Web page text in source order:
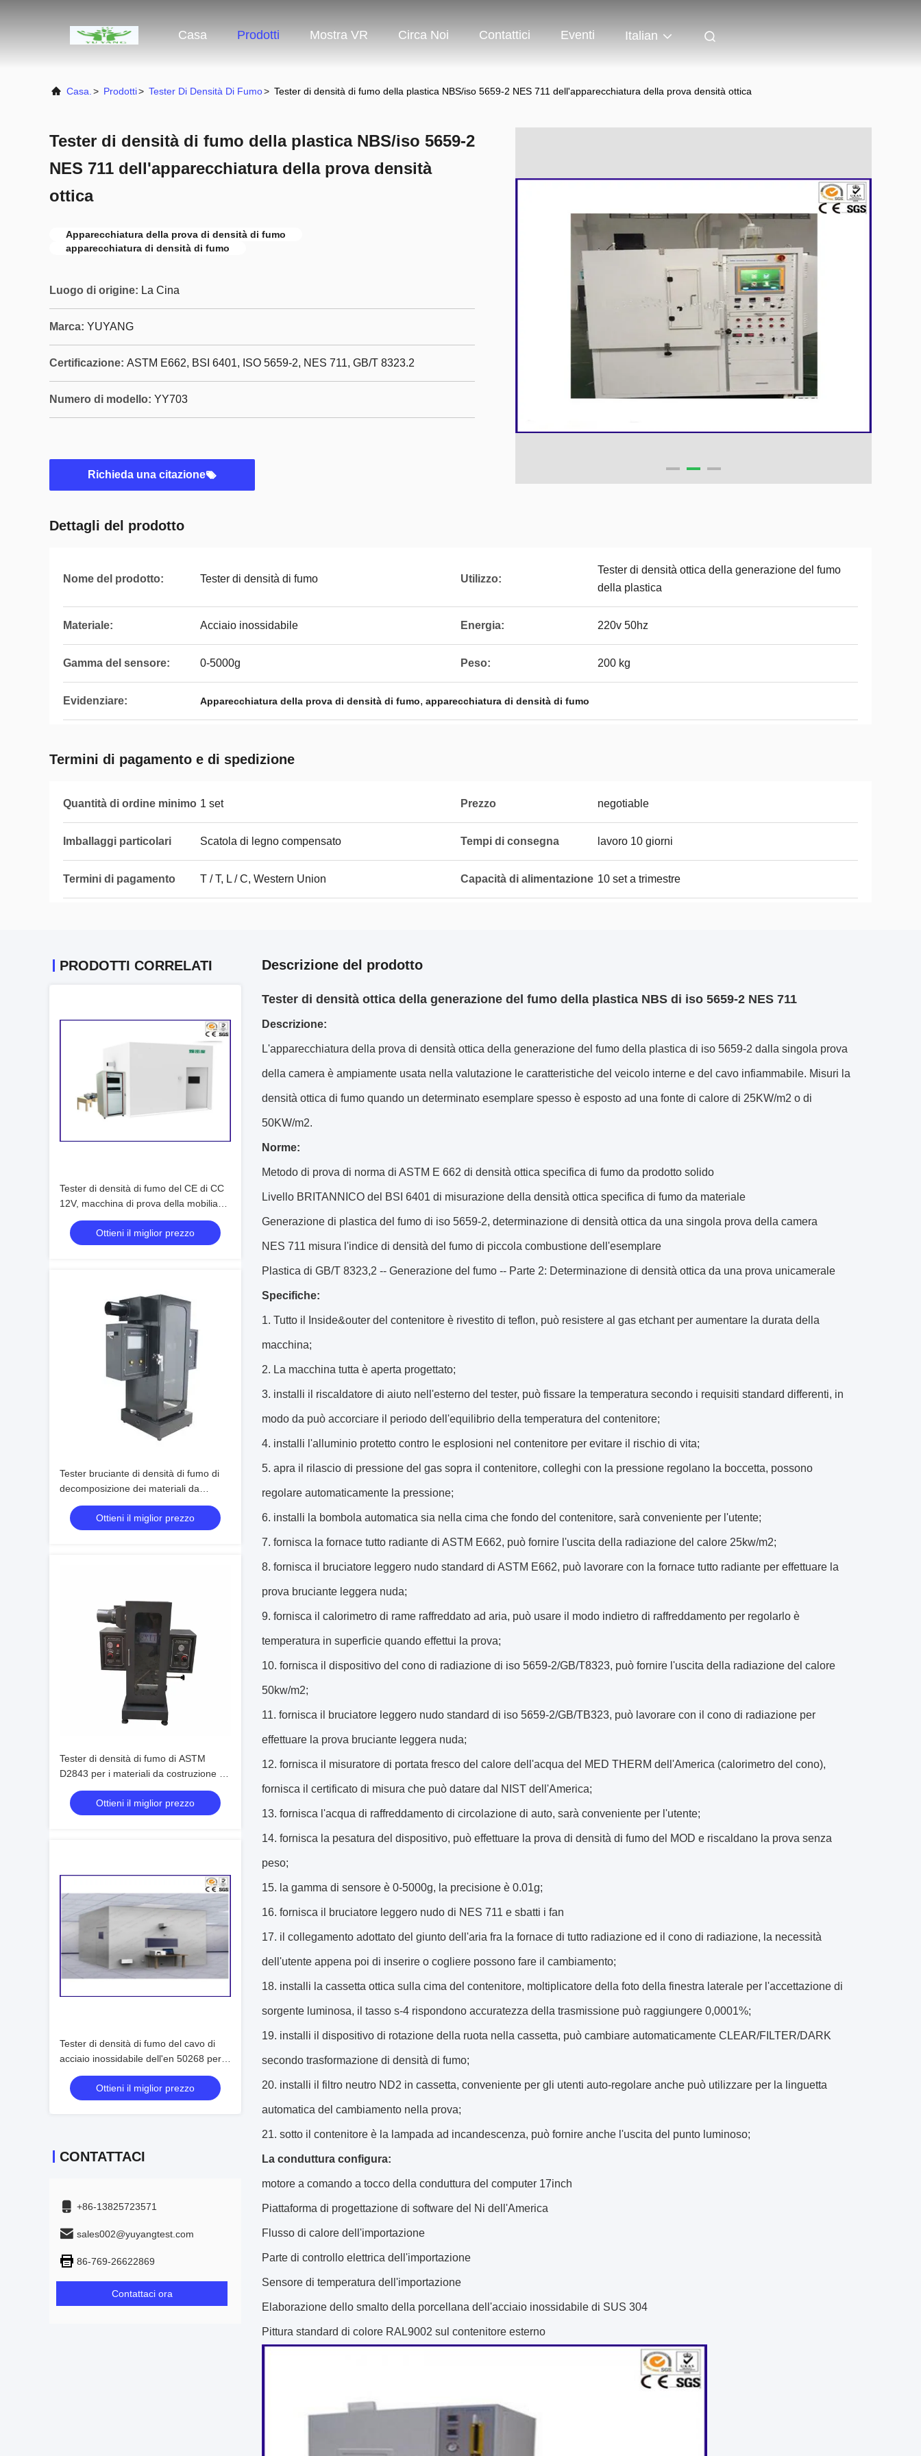
Casa Prodotti Mostra VR Circa Noi Contattici Eventi Italian
Casa. > Prodotti> Tester Di Densità Di Fumo> Tester di densità di fumo della plastica NBS/iso 5659-2 NES 711 dell'apparecchiatura della prova densità ottica
Tester di densità di fumo della plastica NBS/iso 5659-2
NES 711 dell'apparecchiatura della prova densità
ottica
Apparecchiatura della prova di densità di fumo
apparecchiatura di densità di fumo
Luogo di origine: La Cina
Marca: YUYANG
Certificazione: ASTM E662, BSI 6401, ISO 5659-2, NES 711, GB/T 8323.2
Numero di modello: YY703
Richieda una citazione
Dettagli del prodotto
Nome del prodotto: Tester di densità di fumo Utilizzo:
Tester di densità ottica della generazione del fumo
della plastica
Materiale: Acciaio inossidabile Energia: 220v 50hz
Gamma del sensore: 0-5000g Peso: 200 kg
Evidenziare: Apparecchiatura della prova di densità di fumo, apparecchiatura di densità di fumo
Termini di pagamento e di spedizione
Quantità di ordine minimo 1 set Prezzo negotiable
Imballaggi particolari Scatola di legno compensato Tempi di consegna lavoro 10 giorni
Termini di pagamento T / T, L / C, Western Union Capacità di alimentazione 10 set a trimestre
PRODOTTI CORRELATI
Tester di densità di fumo del CE di CC
12V, macchina di prova della mobilia
150×45×40cm
Ottieni il miglior prezzo
Tester bruciante di densità di fumo di
decomposizione dei materiali da
costruzione di ASTM D2843
Ottieni il miglior prezzo
Tester di densità di fumo di ASTM
D2843 per i materiali da costruzione 0
~ 100%
Ottieni il miglior prezzo
Tester di densità di fumo del cavo di
acciaio inossidabile dell'en 50268 per
cavo a fibre ottiche
Ottieni il miglior prezzo
CONTATTACI
+86-13825723571
sales002@yuyangtest.com
86-769-26622869
Contattaci ora
Descrizione del prodotto
Tester di densità ottica della generazione del fumo della plastica NBS di iso 5659-2 NES 711
Descrizione:
L'apparecchiatura della prova di densità ottica della generazione del fumo della plastica di iso 5659-2 dalla singola prova
della camera è ampiamente usata nella valutazione le caratteristiche del veicolo interne e del cavo infiammabile. Misuri la
densità ottica di fumo quando un determinato esemplare spesso è esposto ad una fonte di calore di 25KW/m2 o di
50KW/m2.
Norme:
Metodo di prova di norma di ASTM E 662 di densità ottica specifica di fumo da prodotto solido
Livello BRITANNICO del BSI 6401 di misurazione della densità ottica specifica di fumo da materiale
Generazione di plastica del fumo di iso 5659-2, determinazione di densità ottica da una singola prova della camera
NES 711 misura l'indice di densità del fumo di piccola combustione dell'esemplare
Plastica di GB/T 8323,2 -- Generazione del fumo -- Parte 2: Determinazione di densità ottica da una prova unicamerale
Specifiche:
1. Tutto il Inside&outer del contenitore è rivestito di teflon, può resistere al gas etchant per aumentare la durata della
macchina;
2. La macchina tutta è aperta progettato;
3. installi il riscaldatore di aiuto nell'esterno del tester, può fissare la temperatura secondo i requisiti standard differenti, in
modo da può accorciare il periodo dell'equilibrio della temperatura del contenitore;
4. installi l'alluminio protetto contro le esplosioni nel contenitore per evitare il rischio di vita;
5. apra il rilascio di pressione del gas sopra il contenitore, colleghi con la pressione regolano la boccetta, possono
regolare automaticamente la pressione;
6. installi la bombola automatica sia nella cima che fondo del contenitore, sarà conveniente per l'utente;
7. fornisca la fornace tutto radiante di ASTM E662, può fornire l'uscita della radiazione del calore 25kw/m2;
8. fornisca il bruciatore leggero nudo standard di ASTM E662, può lavorare con la fornace tutto radiante per effettuare la
prova bruciante leggera nuda;
9. fornisca il calorimetro di rame raffreddato ad aria, può usare il modo indietro di raffreddamento per regolarlo è
temperatura in superficie quando effettui la prova;
10. fornisca il dispositivo del cono di radiazione di iso 5659-2/GB/T8323, può fornire l'uscita della radiazione del calore
50kw/m2;
11. fornisca il bruciatore leggero nudo standard di iso 5659-2/GB/TB323, può lavorare con il cono di radiazione per
effettuare la prova bruciante leggera nuda;
12. fornisca il misuratore di portata fresco del calore dell'acqua del MED THERM dell'America (calorimetro del cono),
fornisca il certificato di misura che può datare dal NIST dell'America;
13. fornisca l'acqua di raffreddamento di circolazione di auto, sarà conveniente per l'utente;
14. fornisca la pesatura del dispositivo, può effettuare la prova di densità di fumo del MOD e riscaldano la prova senza
peso;
15. la gamma di sensore è 0-5000g, la precisione è 0.01g;
16. fornisca il bruciatore leggero nudo di NES 711 e sbatti i fan
17. il collegamento adottato del giunto dell'aria fra la fornace di tutto radiazione ed il cono di radiazione, la necessità
dell'utente appena poi di inserire o cogliere possono fare il cambiamento;
18. installi la cassetta ottica sulla cima del contenitore, moltiplicatore della foto della finestra laterale per l'accettazione di
sorgente luminosa, il tasso s-4 rispondono accuratezza della trasmissione può raggiungere 0,0001%;
19. installi il dispositivo di rotazione della ruota nella cassetta, può cambiare automaticamente CLEAR/FILTER/DARK
secondo trasformazione di densità di fumo;
20. installi il filtro neutro ND2 in cassetta, conveniente per gli utenti auto-regolare anche può utilizzare per la linguetta
automatica del cambiamento nella prova;
21. sotto il contenitore è la lampada ad incandescenza, può fornire anche l'uscita del punto luminoso;
La conduttura configura:
motore a comando a tocco della conduttura del computer 17inch
Piattaforma di progettazione di software del Ni dell'America
Flusso di calore dell'importazione
Parte di controllo elettrica dell'importazione
Sensore di temperatura dell'importazione
Elaborazione dello smalto della porcellana dell'acciaio inossidabile di SUS 304
Pittura standard di colore RAL9002 sul contenitore esterno